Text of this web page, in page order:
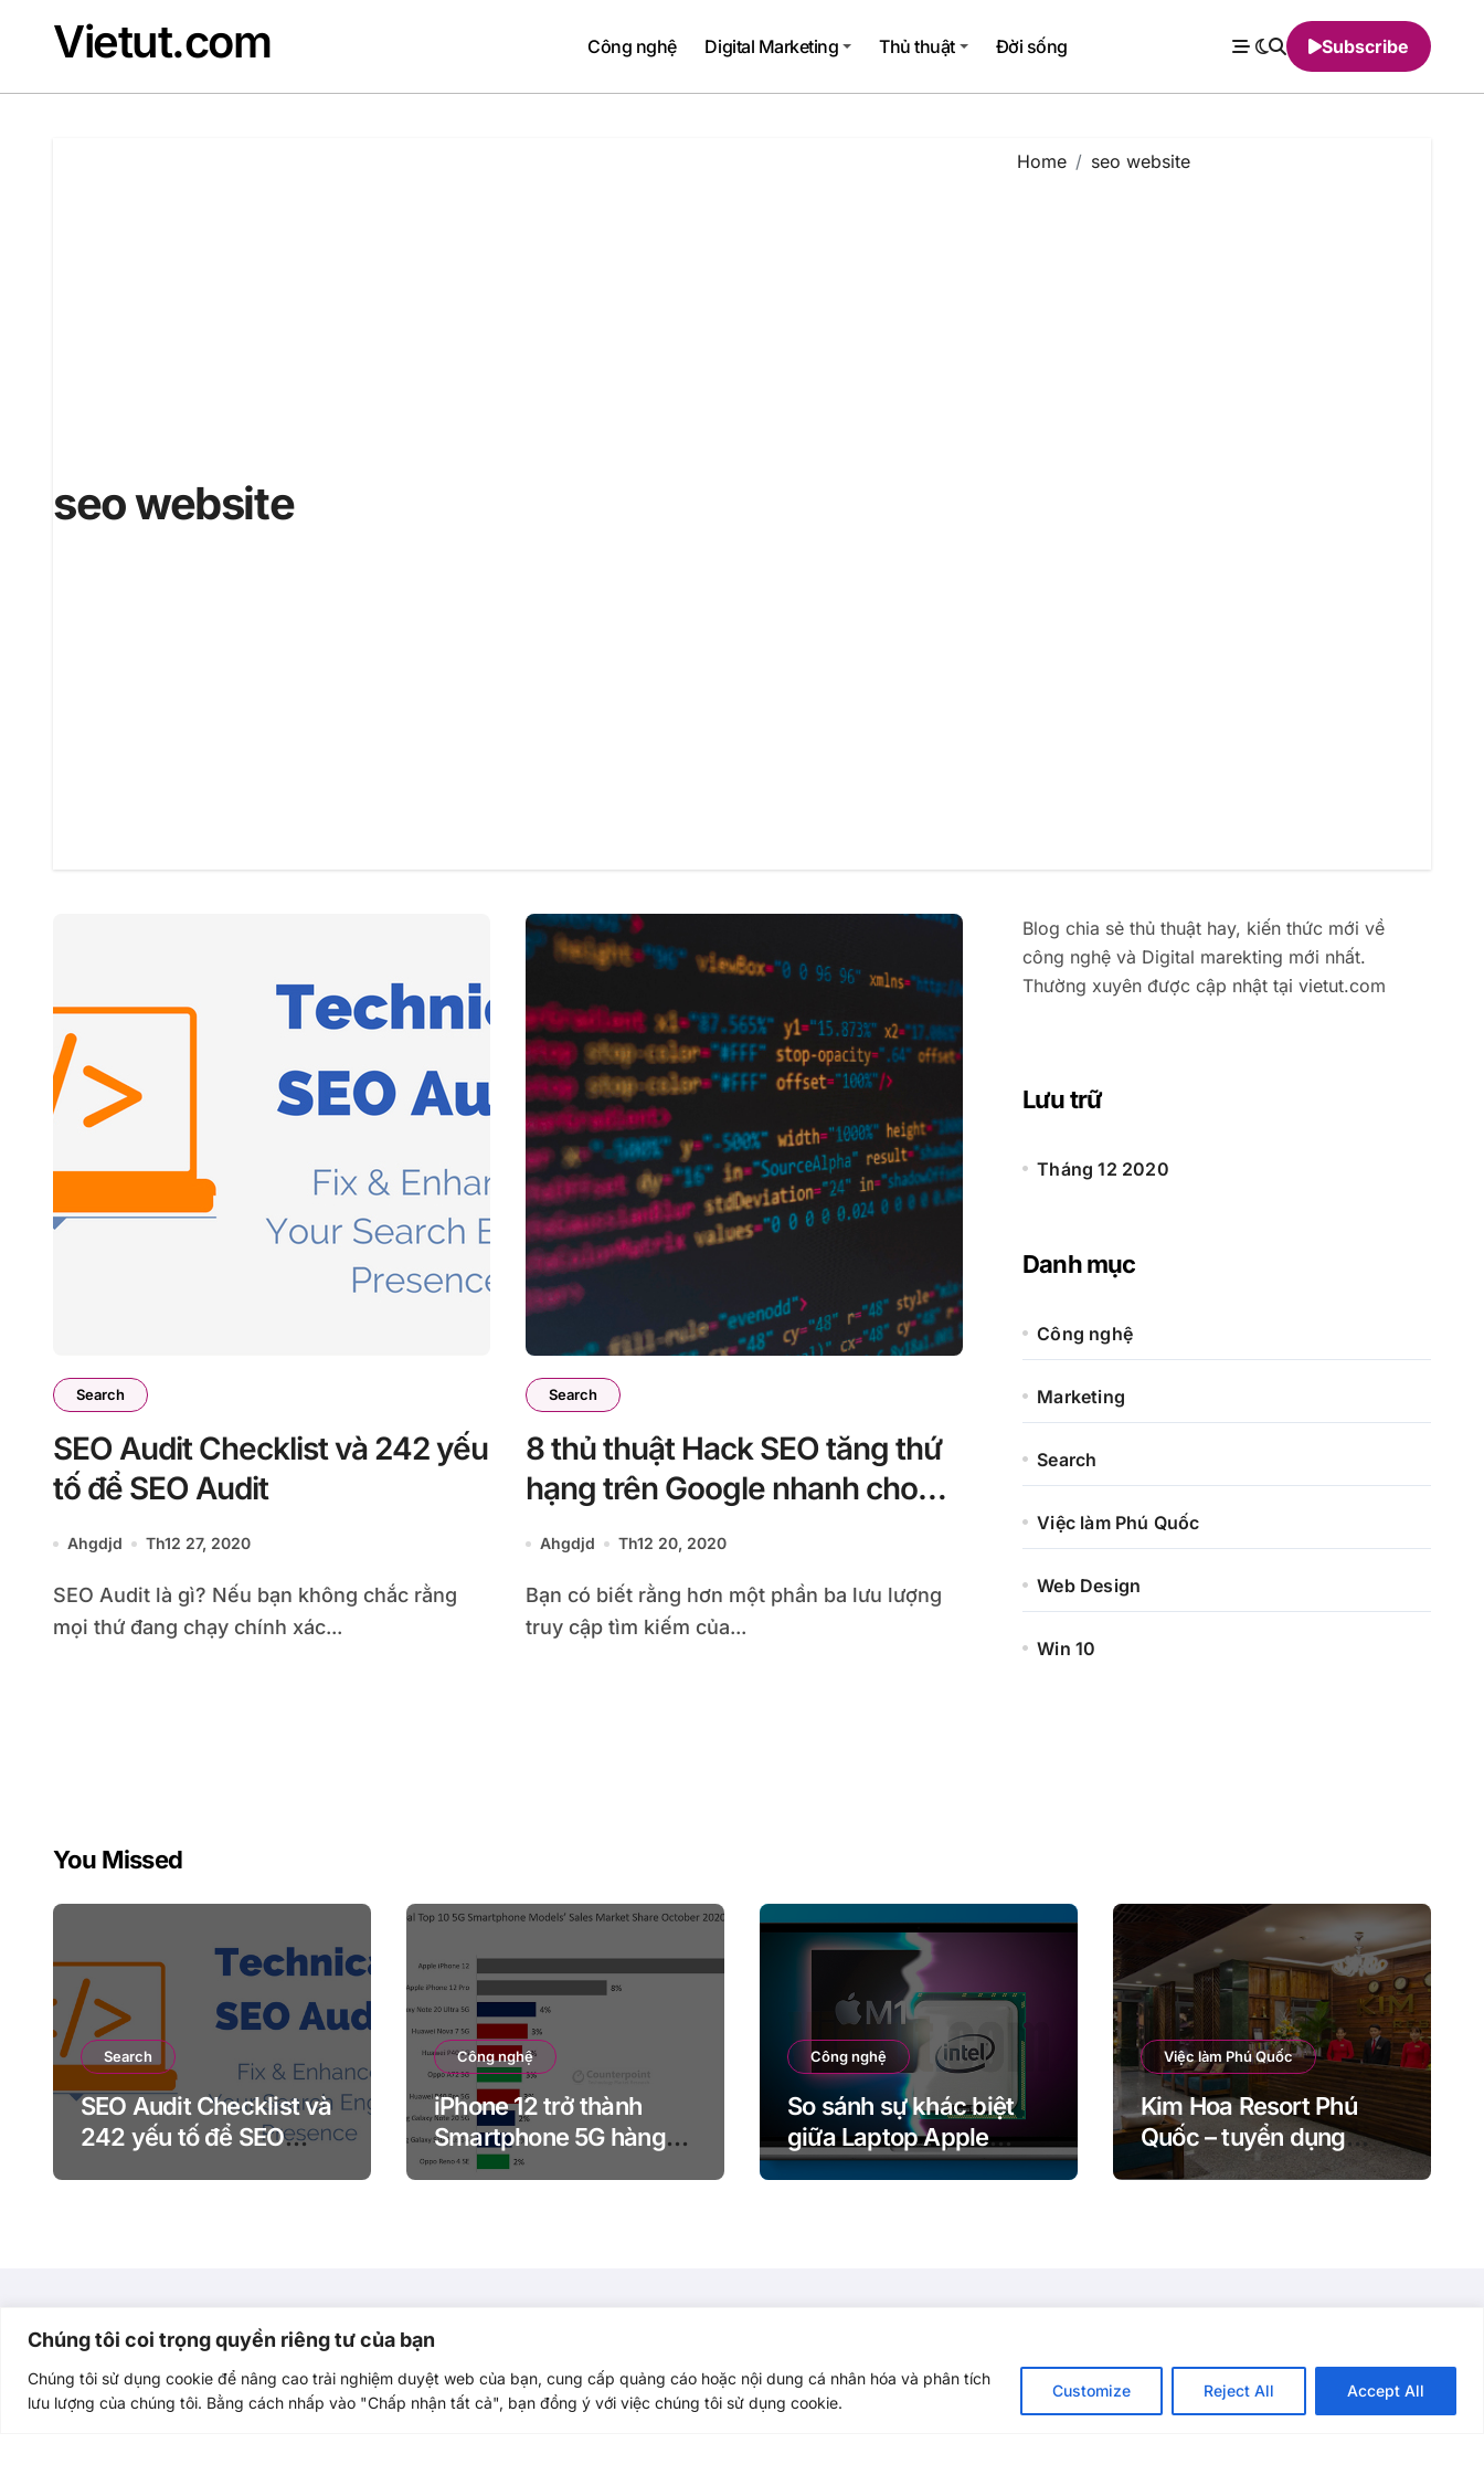
Chúng tôi coi trọng quyền riêng tư của bạn
Chúng tôi sử dụng cookie để nâng cao trải nghiệm duyệt web của bạn, cung cấp quảng cáo hoặc nội dung cá nhân hóa và phân tích
lưu lượng của chúng tôi. Bằng cách nhấp vào "Chấp nhận tất cả", bạn đồng ý với việc chúng tôi sử dụng cookie.
Customize Reject All Accept All
Vietut.com Công nghệ Digital Marketing Thủ thuật Đời sống Subscribe
seo website
Home seo website
Search
SEO Audit Checklist và 242 yếu
tố để SEO Audit
Ahgdjd Th12 27, 2020
SEO Audit là gì? Nếu bạn không chắc rằng
mọi thứ đang chạy chính xác...
Search
8 thủ thuật Hack SEO tăng thứ
hạng trên Google nhanh cho
bạn
Ahgdjd Th12 20, 2020
Bạn có biết rằng hơn một phần ba lưu lượng
truy cập tìm kiếm của...
Blog chia sẻ thủ thuật hay, kiến thức mới về
công nghệ và Digital marekting mới nhất.
Thường xuyên được cập nhật tại vietut.com
Lưu trữ
Tháng 12 2020
Danh mục
Công nghệ
Marketing
Search
Việc làm Phú Quốc
Web Design
Win 10
You Missed
Search
SEO Audit Checklist và
242 yếu tố để SEO
Công nghệ
iPhone 12 trở thành
Smartphone 5G hàng
đầu thế giới trong vòng
Công nghệ
So sánh sự khác biệt
giữa Laptop Apple
MacBook Pro M1 với
Việc làm Phú Quốc
Kim Hoa Resort Phú
Quốc – tuyển dụng
Nhân sự cho năm 2021
Vietut.com